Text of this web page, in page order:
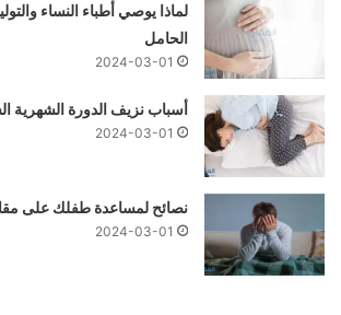
لماذا يوصي أطباء النساء
الحامل
2024-03-01
أسباب نزيف الدورة الشهرية
2024-03-01
نصائح لمساعدة طفلك على
2024-03-01